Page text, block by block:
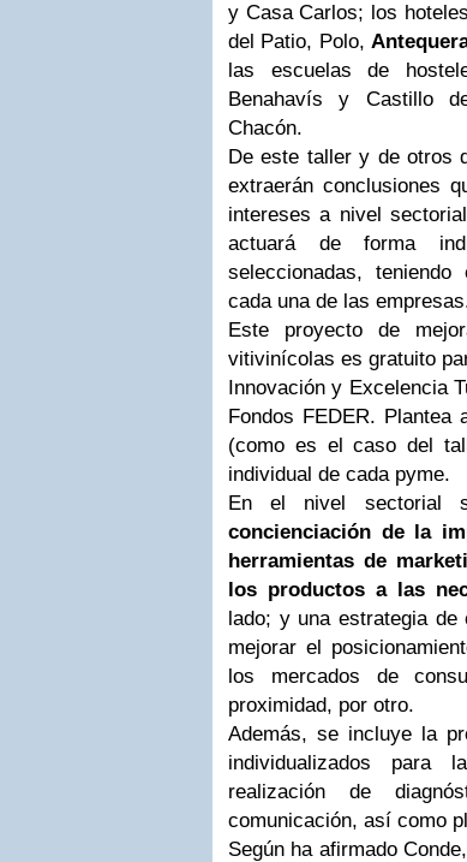
y Casa Carlos; los
del Patio, Polo,
las escuelas de
Benahavís y Castillo
Chacón.
De este taller y de otros
extraerán conclusiones
intereses a nivel
actuará de forma
seleccionadas,
cada una de las
Este proyecto de
vitivinícolas es gratuito
Innovación y Excelencia
Fondos FEDER.
(como es el caso del
individual de cada pyme.
En el nivel sectorial
concienciación de la
herramientas de
los productos a las
lado; y una estrategia de
mejorar el
los mercados de
proximidad, por otro.
Además, se incluye la
individualizados para
realización de
comunicación, así como
Según ha afirmado